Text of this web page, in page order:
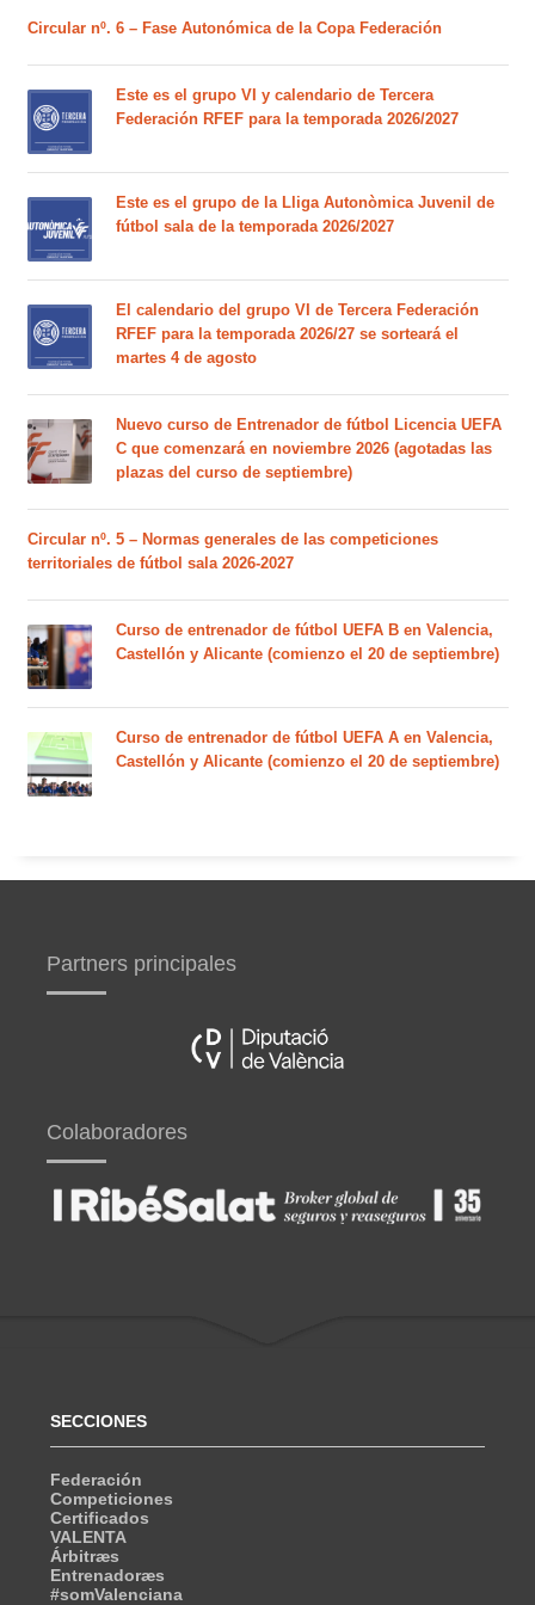
Circular nº. 6 – Fase Autonómica de la Copa Federación
Este es el grupo VI y calendario de Tercera
Federación RFEF para la temporada 2026/2027
Este es el grupo de la Lliga Autonòmica Juvenil de
fútbol sala de la temporada 2026/2027
El calendario del grupo VI de Tercera Federación
RFEF para la temporada 2026/27 se sorteará el
martes 4 de agosto
Nuevo curso de Entrenador de fútbol Licencia UEFA
C que comenzará en noviembre 2026 (agotadas las
plazas del curso de septiembre)
Circular nº. 5 – Normas generales de las competiciones
territoriales de fútbol sala 2026-2027
Curso de entrenador de fútbol UEFA B en Valencia,
Castellón y Alicante (comienzo el 20 de septiembre)
Curso de entrenador de fútbol UEFA A en Valencia,
Castellón y Alicante (comienzo el 20 de septiembre)
Partners principales
Colaboradores
SECCIONES
Federación
Competiciones
Certificados
VALENTA
Árbitræs
Entrenadoræs
#somValenciana